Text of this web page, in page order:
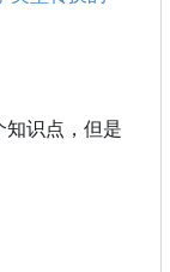
识点，但是